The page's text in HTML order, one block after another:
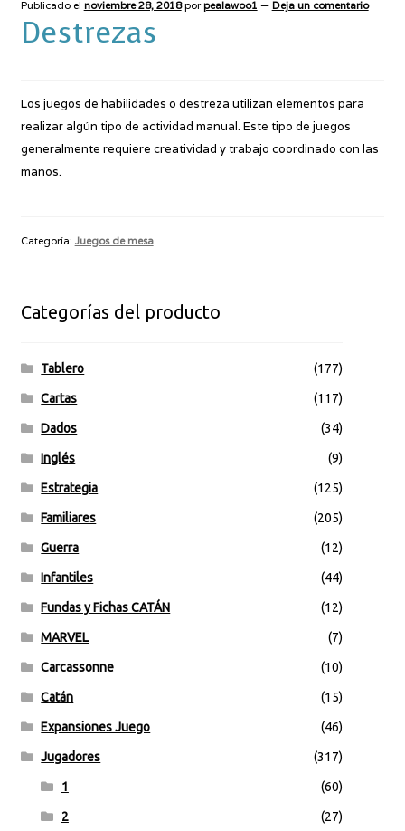
Publicado el noviembre 28, 2018 porpealawoo1 — Deja un comentario
Destrezas
Los juegos de habilidades o destreza utilizan elementos para
realizar algún tipo de actividad manual. Este tipo de juegos
generalmente requiere creatividad y trabajo coordinado con las
manos.
Categoría: Juegos de mesa
Categorías del producto
Tablero (177)
Cartas (117)
Dados (34)
Inglés (9)
Estrategia (125)
Familiares (205)
Guerra (12)
Infantiles (44)
Fundas y Fichas CATÁN (12)
MARVEL (7)
Carcassonne (10)
Catán (15)
Expansiones Juego (46)
Jugadores (317)
1 (60)
2 (27)